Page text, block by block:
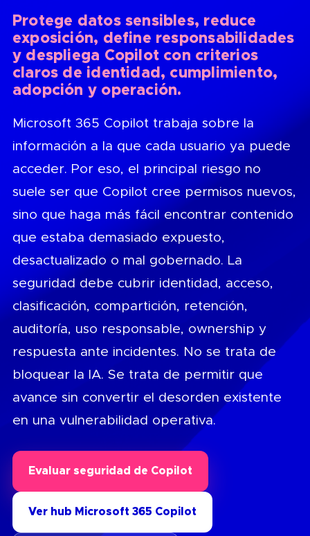
Protege datos sensibles, reduce
exposición, define responsabilidades
y despliega Copilot con criterios
claros de identidad, cumplimiento,
adopción y operación.
Microsoft 365 Copilot trabaja sobre la
información a la que cada usuario ya puede
acceder. Por eso, el principal riesgo no
suele ser que Copilot cree permisos nuevos,
sino que haga más fácil encontrar contenido
que estaba demasiado expuesto,
desactualizado o mal gobernado. La
seguridad debe cubrir identidad, acceso,
clasificación, compartición, retención,
auditoría, uso responsable, ownership y
respuesta ante incidentes. No se trata de
bloquear la IA. Se trata de permitir que
avance sin convertir el desorden existente
en una vulnerabilidad operativa.
Evaluar seguridad de Copilot
Ver hub Microsoft 365 Copilot